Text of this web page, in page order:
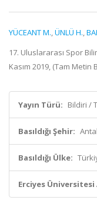
YÜCEANT M.,ÜNLÜ H.,
17. Uluslararası Spor
Kasım 2019, (Tam Metin
Yayın Türü: Bildiri /
Basıldığı Şehir:
Basıldığı Ülke:
Erciyes Üniversitesi